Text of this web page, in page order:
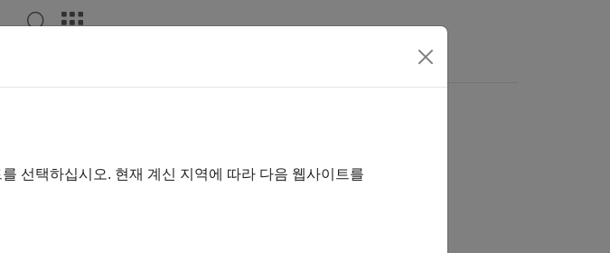
선택하십시오. 현재 계신 지역에 따라 다음 웹사이트를